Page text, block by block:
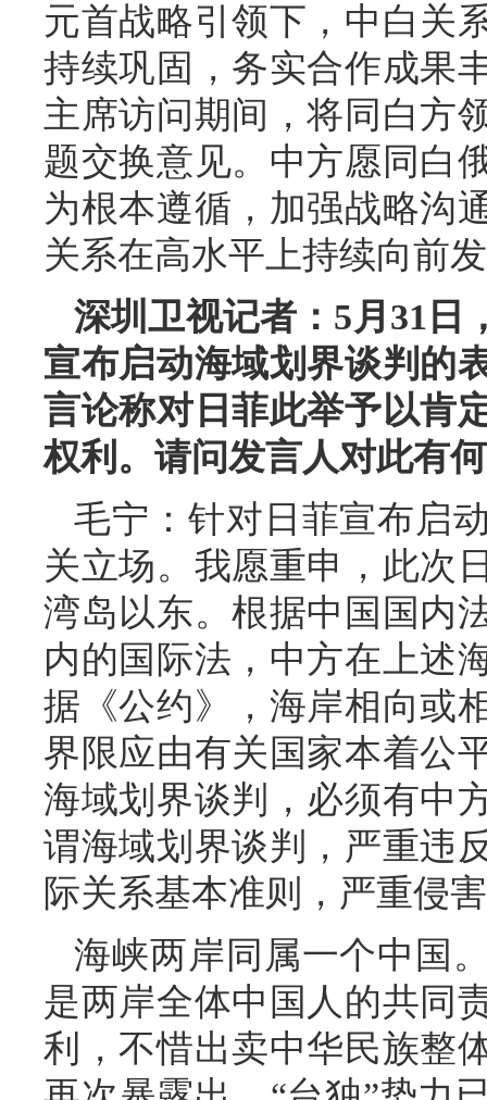
元首战略引领下，中白关
持续巩固，务实合作成果
主席访问期间，将同白方
题交换意见。中方愿同白
为根本遵循，加强战略沟
关系在高水平上持续向前
深圳卫视记者：5月31日
宣布启动海域划界谈判的
言论称对日菲此举予以肯
权利。请问发言人对此有
毛宁：针对日菲宣布启
关立场。我愿重申，此次
湾岛以东。根据中国国内
内的国际法，中方在上述
据《公约》，海岸相向或
界限应由有关国家本着公
海域划界谈判，必须有中
谓海域划界谈判，严重违
际关系基本准则，严重侵
海峡两岸同属一个中国
是两岸全体中国人的共同
利，不惜出卖中华民族整